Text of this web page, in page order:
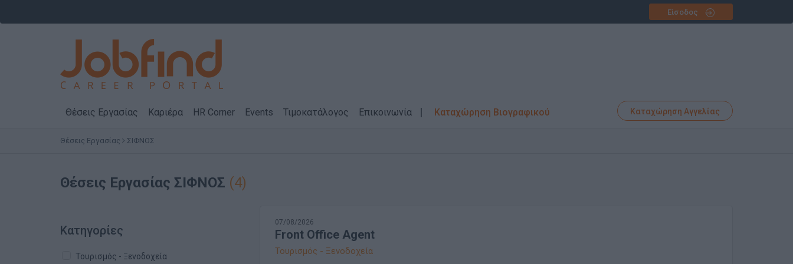
Είσοδος
Θέσεις Εργασίας Καριέρα HR Corner Events Τιμοκατάλογος Επικοινωνία Καταχώρηση Βιογραφικού Καταχώρηση Αγγελίας
Θέσεις Εργασίας ΣΙΦΝΟΣ
Θέσεις Εργασίας ΣΙΦΝΟΣ (4)
Κατηγορίες
Τουρισμός - Ξενοδοχεία
07/08/2026
Front Office Agent
Τουρισμός - Ξενοδοχεία